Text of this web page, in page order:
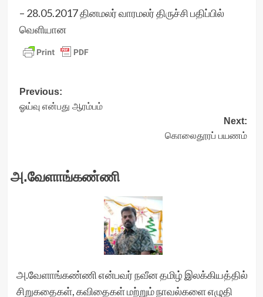
– 28.05.2017 தினமலர் வாரமலர் திருச்சி பதிப்பில்
வெளியான
Post
navigation
Previous:
ஓய்வு என்பது ஆரம்பம்
Next:
கொலைதூரப் பயணம்
அ.வேளாங்கண்ணி
அ.வேளாங்கண்ணி என்பவர் நவீன தமிழ் இலக்கியத்தில்
சிறுகதைகள், கவிதைகள் மற்றும் நாவல்களை எழுதி